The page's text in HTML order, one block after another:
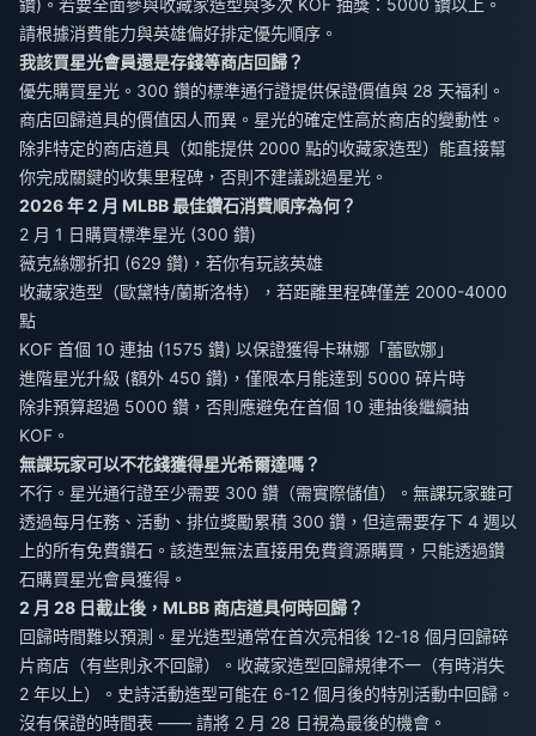
鑽)。若要全面參與收藏家造型與多次 KOF 抽獎：5000 鑽以上。
請根據消費能力與英雄偏好排定優先順序。
我該買星光會員還是存錢等商店回歸？
優先購買星光。300 鑽的標準通行證提供保證價值與 28 天福利。
商店回歸道具的價值因人而異。星光的確定性高於商店的變動性。
除非特定的商店道具（如能提供 2000 點的收藏家造型）能直接幫
你完成關鍵的收集里程碑，否則不建議跳過星光。
2026 年 2 月 MLBB 最佳鑽石消費順序為何？
2 月 1 日購買標準星光 (300 鑽)
薇克絲娜折扣 (629 鑽)，若你有玩該英雄
收藏家造型（歐黛特/蘭斯洛特），若距離里程碑僅差 2000-4000
點
KOF 首個 10 連抽 (1575 鑽) 以保證獲得卡琳娜「蕾歐娜」
進階星光升級 (額外 450 鑽)，僅限本月能達到 5000 碎片時
除非預算超過 5000 鑽，否則應避免在首個 10 連抽後繼續抽
KOF。
無課玩家可以不花錢獲得星光希爾達嗎？
不行。星光通行證至少需要 300 鑽（需實際儲值）。無課玩家雖可
透過每月任務、活動、排位獎勵累積 300 鑽，但這需要存下 4 週以
上的所有免費鑽石。該造型無法直接用免費資源購買，只能透過鑽
石購買星光會員獲得。
2 月 28 日截止後，MLBB 商店道具何時回歸？
回歸時間難以預測。星光造型通常在首次亮相後 12-18 個月回歸碎
片商店（有些則永不回歸）。收藏家造型回歸規律不一（有時消失
2 年以上）。史詩活動造型可能在 6-12 個月後的特別活動中回歸。
沒有保證的時間表 —— 請將 2 月 28 日視為最後的機會。